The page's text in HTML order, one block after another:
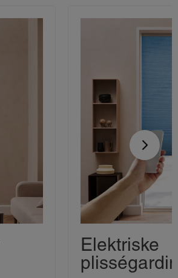
Elektriske